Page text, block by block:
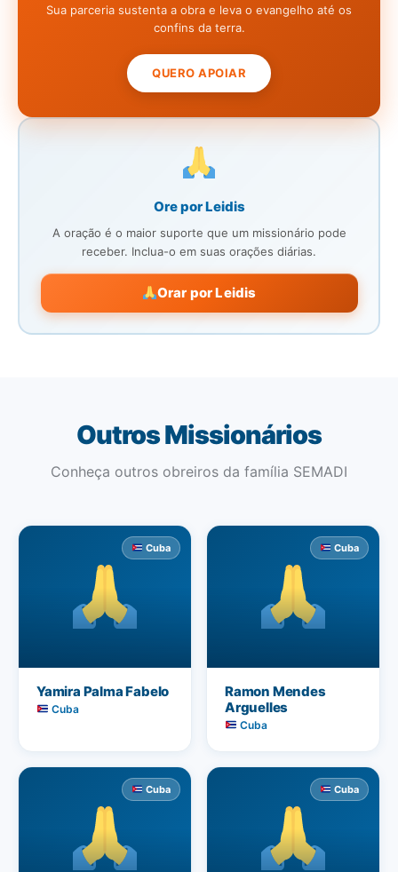
Sua parceria sustenta a obra e leva o evangelho até os
confins da terra.
QUERO APOIAR
Ore por Leidis
A oração é o maior suporte que um missionário pode
receber. Inclua-o em suas orações diárias.
Orar por Leidis
Outros Missionários
Conheça outros obreiros da família SEMADI
Cuba
Yamira Palma Fabelo
Cuba
Cuba
Ramon Mendes
Arguelles
Cuba
Cuba Cuba